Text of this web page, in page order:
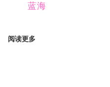
蓝海
阅读更多